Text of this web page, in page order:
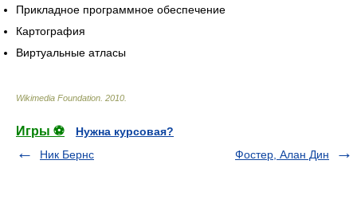
Прикладное программное обеспечение
Картография
Виртуальные атласы
Wikimedia Foundation 2010
Игры ⚽
Нужна курсовая?
Ник Бернс
Фостер, Алан Дин